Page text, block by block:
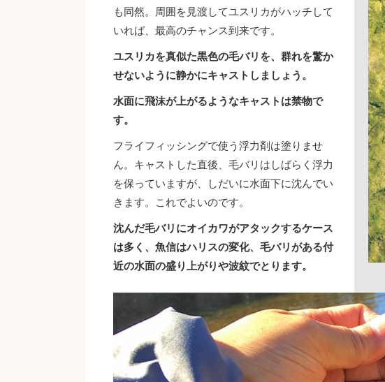
も同然。周囲を見渡してユスリカがハッチして
いれば、最高のチャンス到来です。
ユスリカを真似た黒色の毛バリを、群れを驚か
せないように静かにキャストしましょう。
水面に飛沫が上がるようなキャストは禁物で
す。
フライフィッシングで使う浮力剤は塗りませ
ん。キャストした直後、毛バリはしばらく浮力
を保っていますが、しだいに水面下に沈んでい
きます。これでよいのです。
沈んだ毛バリにオイカワがアタックするケース
は多く、魚信はハリスの変化、毛バリがある付
近の水面の盛り上がりや波紋でとります。